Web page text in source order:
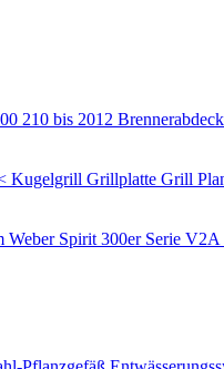
210 bis 2012
Kugelgrill Grillplatte Grill
Spirit 300er Serie